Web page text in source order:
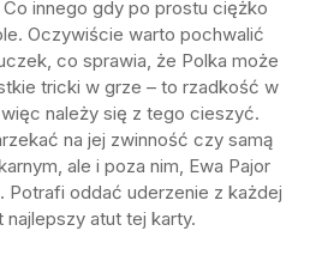
innego gdy po prostu ciężko
Oczywiście warto pochwalić
co sprawia, że Polka może
tricki w grze – to rzadkość w
należy się z tego cieszyć.
na jej zwinność czy samą
ale i poza nim, Ewa Pajor
Potrafi oddać uderzenie z każdej
atut tej karty.